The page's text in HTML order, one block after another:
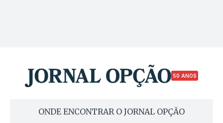
50 ANOS
ONDE ENCONTRAR O JORNAL OPÇÃO